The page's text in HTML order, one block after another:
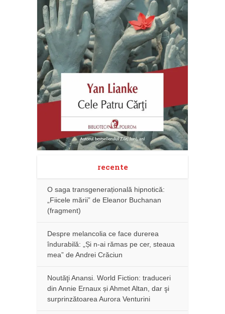
recente
O saga transgenerațională hipnotică:
„Fiicele mării” de Eleanor Buchanan
(fragment)
Despre melancolia ce face durerea
îndurabilă: „Și n-ai rămas pe cer, steaua
mea” de Andrei Crăciun
Noutăţi Anansi. World Fiction: traduceri
din Annie Ernaux și Ahmet Altan, dar şi
surprinzătoarea Aurora Venturini